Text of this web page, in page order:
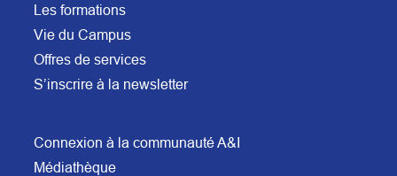
Les formations
Vie du Campus
Offres de services
S’inscrire à la newsletter
Connexion à la communauté A&I
Médiathèque